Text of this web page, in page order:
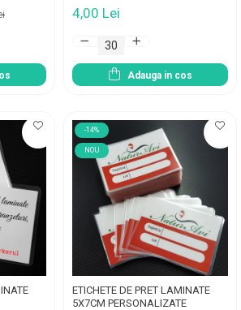
4,00 Lei
Adauga in cos
-14%
NOU
ETICHETE DE PRET LAMINATE
5X7CM PERSONALIZATE